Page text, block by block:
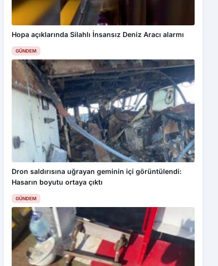
Amasya’da seyir halindeki otomobil alevlere teslim oldu
Hopa açıklarında Silahlı İnsansız Deniz Aracı alarmı
GÜNDEM
Dron saldırısına uğrayan geminin içi görüntülendi:
Hasarın boyutu ortaya çıktı
GÜNDEM